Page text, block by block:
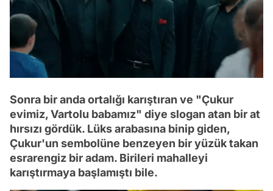
Sonra bir anda ortalığı karıştıran ve "Çukur
evimiz, Vartolu babamız" diye slogan atan bir at
hırsızı gördük. Lüks arabasına binip giden,
Çukur'un sembolüne benzeyen bir yüzük takan
esrarengiz bir adam. Birileri mahalleyi
karıştırmaya başlamıştı bile.